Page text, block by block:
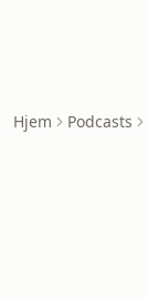
Hjem Podcasts